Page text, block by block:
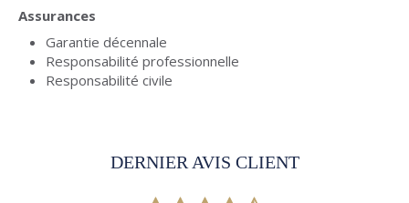
Assurances
Garantie décennale
Responsabilité professionnelle
Responsabilité civile
DERNIER AVIS CLIENT